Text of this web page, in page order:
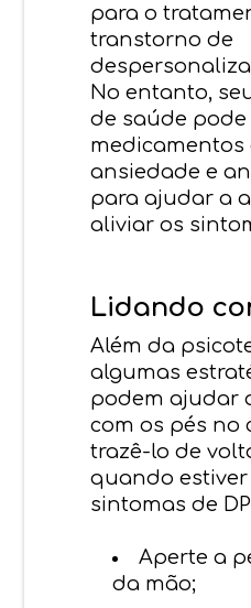
para o
transtorno de
No entanto,
de saúde pode
medicamentos
ansiedade e
para ajudar a
aliviar os
Lidando
Além da
algumas
podem ajudar
com os pés no
trazê-lo de
quando
sintomas de
Aperte a
da mão;